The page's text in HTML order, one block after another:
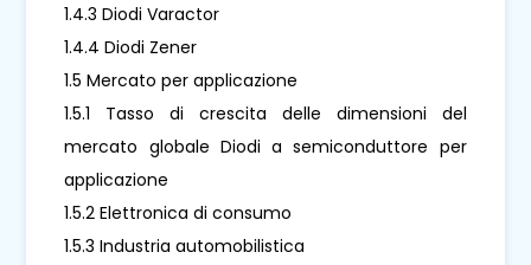
1.4.3 Diodi Varactor
1.4.4 Diodi Zener
1.5 Mercato per applicazione
1.5.1 Tasso di crescita delle dimensioni del
mercato globale Diodi a semiconduttore per
applicazione
1.5.2 Elettronica di consumo
1.5.3 Industria automobilistica